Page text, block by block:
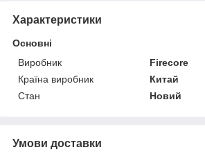
Характеристики
Основні
Виробник
Firecore
Країна виробник
Китай
Стан
Новий
Умови доставки